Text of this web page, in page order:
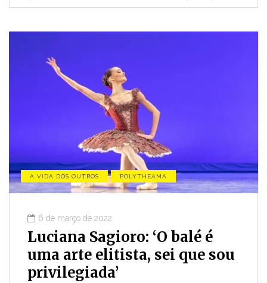
A VIDA DOS OUTROS POLYTHEAMA
6 de março de 2022
Luciana Sagioro: ‘O balé é
uma arte elitista, sei que sou
privilegiada’